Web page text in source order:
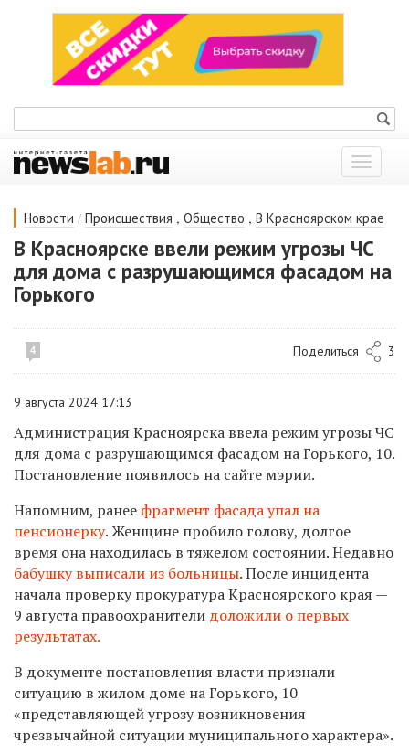
Показать
меню
Новости / Происшествия , Общество , В Красноярском крае
В Красноярске ввели режим угрозы ЧС
для дома с разрушающимся фасадом на
Горького
4 Поделиться 3
9 августа 2024 17:13
Администрация Красноярска ввела режим угрозы ЧС
для дома с разрушающимся фасадом на Горького, 10.
Постановление появилось на сайте мэрии.
Напомним, ранее фрагмент фасада упал на
пенсионерку. Женщине пробило голову, долгое
время она находилась в тяжелом состоянии. Недавно
бабушку выписали из больницы. После инцидента
начала проверку прокуратура Красноярского края —
9 августа правоохранители доложили о первых
результатах.
В документе постановления власти признали
ситуацию в жилом доме на Горького, 10
«представляющей угрозу возникновения
чрезвычайной ситуации муниципального характера».